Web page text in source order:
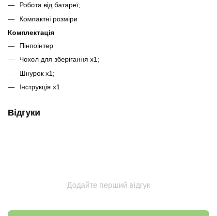
Робота від батареї;
Компактні розміри
Комплектація
Пінпоінтер
Чохол для зберігання x1;
Шнурок x1;
Інструкція x1
Відгуки
Додайте перший відгук